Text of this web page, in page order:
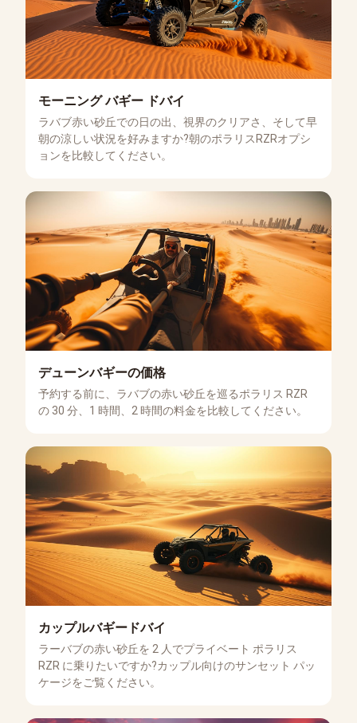
モーニング バギー ドバイ
ラバブ赤い砂丘での日の出、視界のクリアさ、そして早
朝の涼しい状況を好みますか?朝のポラリスRZRオプシ
ョンを比較してください。
デューンバギーの価格
予約する前に、ラバブの赤い砂丘を巡るポラリス RZR
の 30 分、1 時間、2 時間の料金を比較してください。
カップルバギードバイ
ラーバブの赤い砂丘を 2 人でプライベート ポラリス
RZR に乗りたいですか?カップル向けのサンセット パッ
ケージをご覧ください。